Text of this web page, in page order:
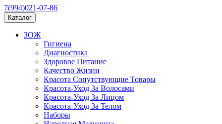
7(994)021-07-86
Каталог
ЗОЖ
Гигиена
Диагностика
Здоровое Питание
Качество Жизни
Красота Сопутствующие Товары
Красота-Уход За Волосами
Красота-Уход За Лицом
Красота-Уход За Телом
Наборы